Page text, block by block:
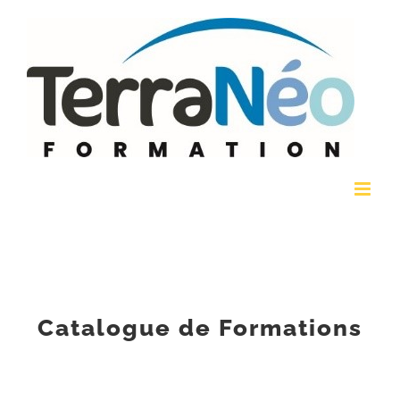
Catalogue de Formations